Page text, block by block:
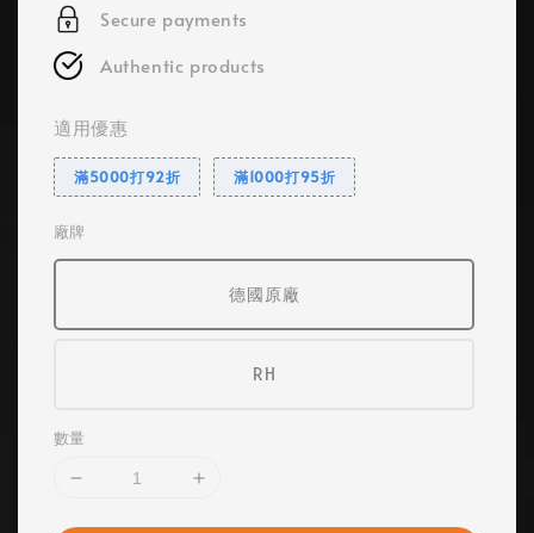
Secure payments
Authentic products
適用優惠
滿5000打92折 滿1000打95折
廠牌
德國原廠
RH
數量